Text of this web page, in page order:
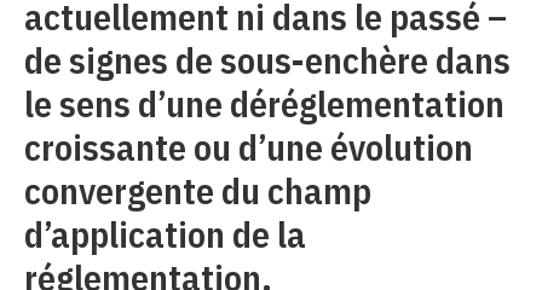
actuellement ni dans le passé –
de signes de sous-enchère dans
le sens d’une déréglementation
croissante ou d’une évolution
convergente du champ
d’application de la
réglementation.